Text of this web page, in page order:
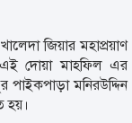
জিয়ার মহাপ্রয়াণ
এই দোয়া মাহফিল এর
মনিরউদ্দিন
হয়।